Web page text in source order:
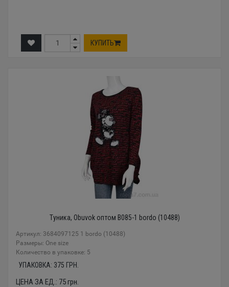
КУПИТЬ
Туника, Obuvok оптом B085-1 bordo (10488)
Артикул: 3684097125 1 bordo (10488)
Размеры: One size
Количество в упаковке: 5
УПАКОВКА: 375 ГРН.
ЦЕНА ЗА ЕД.: 75грн.